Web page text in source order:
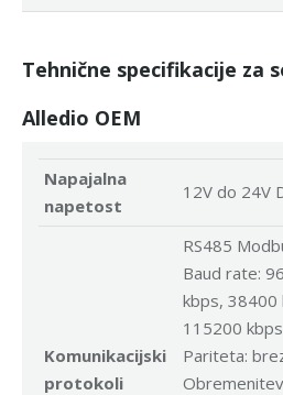
Tehnične specifikacije za
Alledio OEM
Napajalna
napetost
12V do 24V
Komunikacijski
protokoli
RS485
Baud rate:
kbps, 38400
115200
Pariteta: